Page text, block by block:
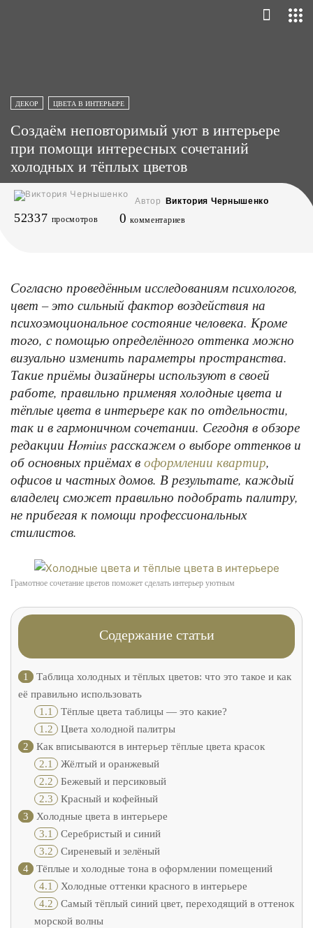
ДЕКОР ЦВЕТА В ИНТЕРЬЕРЕ
Создаём неповторимый уют в интерьере
при помощи интересных сочетаний
холодных и тёплых цветов
Автор Виктория Чернышенко
52337 просмотров 0 комментариев
Согласно проведённым исследованиям психологов,
цвет – это сильный фактор воздействия на
психоэмоциональное состояние человека. Кроме
того, с помощью определённого оттенка можно
визуально изменить параметры пространства.
Такие приёмы дизайнеры используют в своей
работе, правильно применяя холодные цвета и
тёплые цвета в интерьере как по отдельности,
так и в гармоничном сочетании. Сегодня в обзоре
редакции Homius расскажем о выборе оттенков и
об основных приёмах в оформлении квартир,
офисов и частных домов. В результате, каждый
владелец сможет правильно подобрать палитру,
не прибегая к помощи профессиональных
стилистов.
Грамотное сочетание цветов поможет сделать интерьер уютным
Содержание статьи
1
Таблица холодных и тёплых цветов: что это такое и как
её правильно использовать
1.1 Тёплые цвета таблицы — это какие?
1.2 Цвета холодной палитры
2
Как вписываются в интерьер тёплые цвета красок
2.1 Жёлтый и оранжевый
2.2 Бежевый и персиковый
2.3 Красный и кофейный
3
Холодные цвета в интерьере
3.1 Серебристый и синий
3.2 Сиреневый и зелёный
4
Тёплые и холодные тона в оформлении помещений
4.1 Холодные оттенки красного в интерьере
4.2 Самый тёплый синий цвет, переходящий в оттенок
морской волны